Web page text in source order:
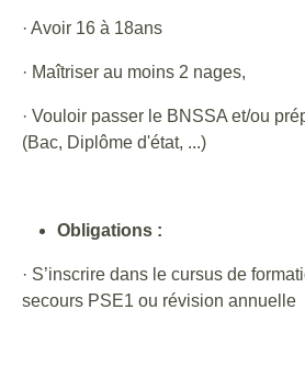
· Avoir 16 à 18ans
· Maîtriser au moins 2 nages,
· Vouloir passer le BNSSA et/ou
(Bac, Diplôme d'état, ...)
Obligations :
· S’inscrire dans le cursus de
secours PSE1 ou révision annuelle